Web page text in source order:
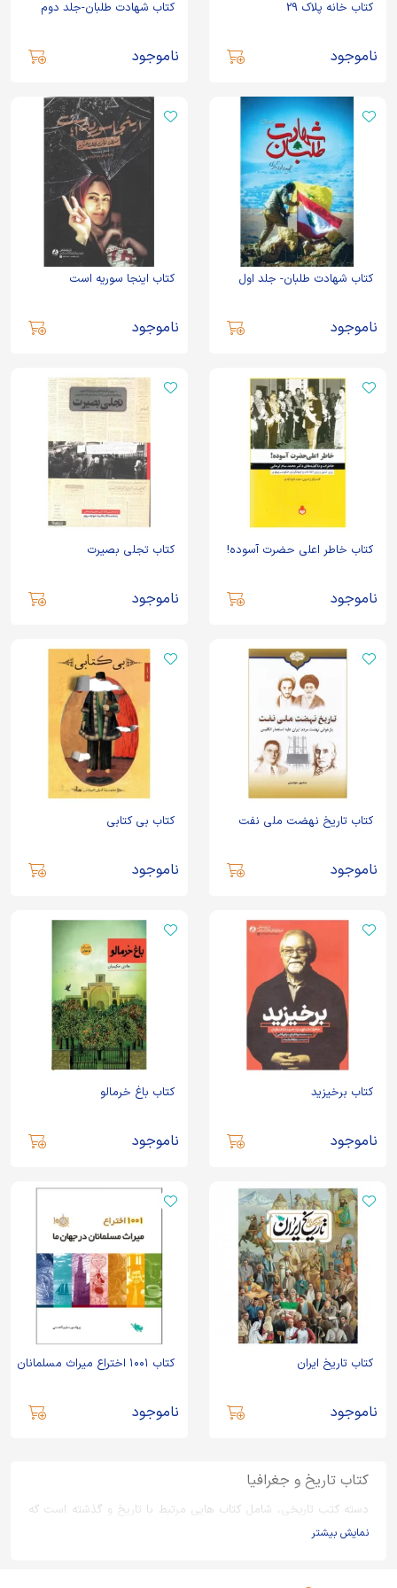
کتاب خانه پلاک 29
ناموجود
کتاب شهادت طلبان-جلد دوم
ناموجود
کتاب شهادت طلبان- جلد اول
ناموجود
کتاب اینجا سوریه است
ناموجود
کتاب خاطر اعلی حضرت آسوده!
ناموجود
کتاب تجلی بصیرت
ناموجود
کتاب تاریخ نهضت ملی نفت
ناموجود
کتاب بی کتابی
ناموجود
کتاب برخیزید
ناموجود
کتاب باغ خرمالو
ناموجود
کتاب تاریخ ایران
ناموجود
کتاب ۱۰۰۱ اختراع میراث مسلمانان
ناموجود
کتاب تاریخ و جغرافیا
دسته کتب تاریخی، شامل کتاب هایی مرتبط با تاریخ و گذشته است که
در این دسته بندی جمع آوری شده اند و میتوانند علاقه مندان به علم
نمایش بیشتر